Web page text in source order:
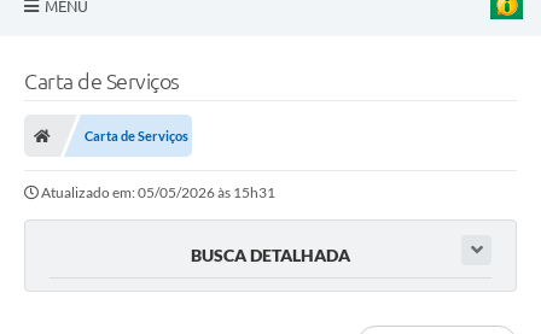
MENU
Transparência Pública
Notícias
Carta de Serviços
Carta de Serviços
Atualizado em: 05/05/2026 às 15h31
BUSCA DETALHADA